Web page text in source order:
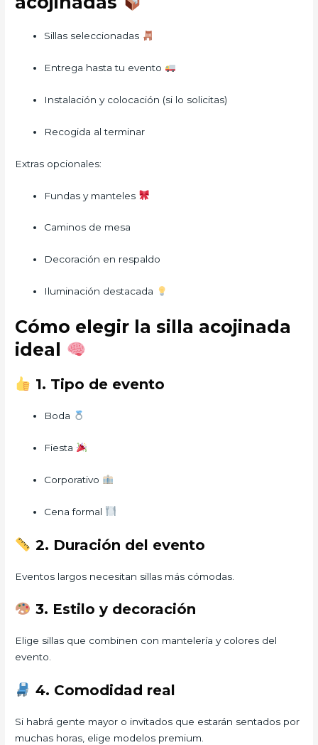
Sillas seleccionadas
Entrega hasta tu evento
Instalación y colocación (si lo solicitas)
Recogida al terminar
Extras opcionales:
Fundas y manteles
Caminos de mesa
Decoración en respaldo
Iluminación destacada
Cómo elegir la silla acojinada
ideal
1. Tipo de evento
Boda
Fiesta
Corporativo
Cena formal
2. Duración del evento
Eventos largos necesitan sillas más cómodas.
3. Estilo y decoración
Elige sillas que combinen con mantelería y colores del
evento.
4. Comodidad real
Si habrá gente mayor o invitados que estarán sentados por
muchas horas, elige modelos premium.